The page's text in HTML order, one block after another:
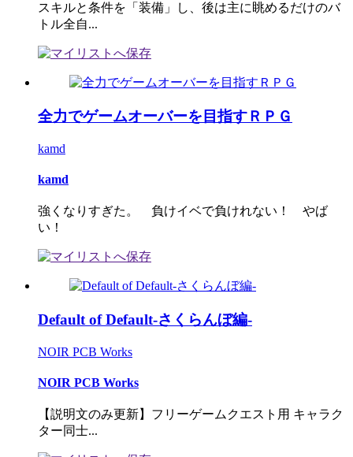
スキルと条件を「装備」し、後は主に眺めるだけのバ
トル全自...
全力でゲームオーバーを目指すＲＰＧ
kamd
kamd
強くなりすぎた。 負けイベで負けれない！ やば
い！
Default of Default-さくらんぼ編-
NOIR PCB Works
NOIR PCB Works
【説明文のみ更新】フリーゲームクエスト用 キャラク
ター同士...